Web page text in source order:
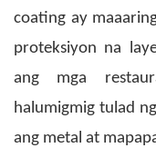
coating ay
proteksiyon na
ang mga
halumigmig tulad
ang metal at